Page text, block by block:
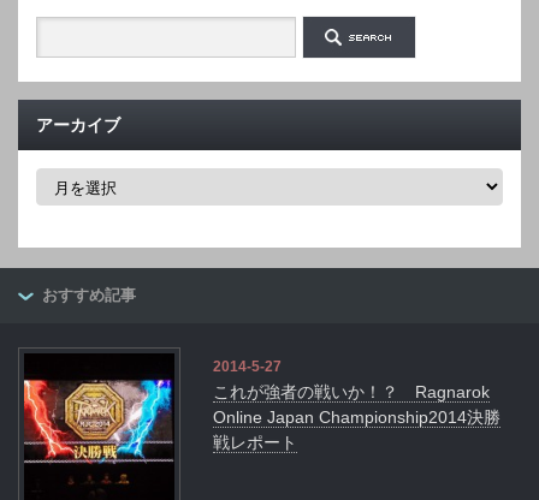
アーカイブ
ア
ブ
おすすめ記事
2014-5-27
これが強者の戦いか！？ Ragnarok
Online Japan Championship2014決勝
戦レポート